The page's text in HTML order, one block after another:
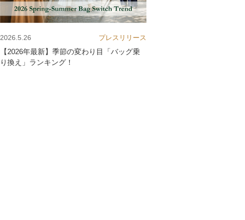
2026.5.26 プレスリリース
【2026年最新】季節の変わり目「バッグ乗
り換え」ランキング！